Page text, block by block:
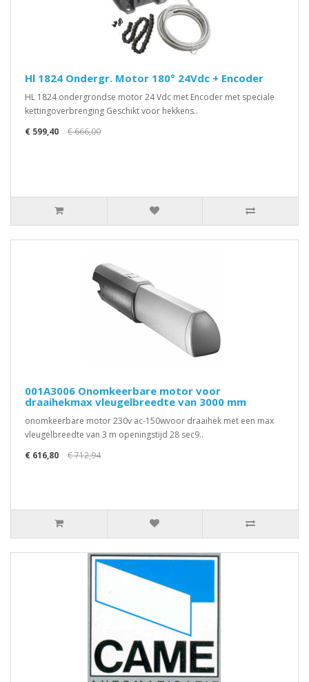
Hl 1824 Ondergr. Motor 180° 24Vdc + Encoder
HL 1824 ondergrondse motor 24 Vdc met Encoder met speciale
kettingoverbrenging Geschikt voor hekkens..
€ 599,40
€ 666,00
001A3006 Onomkeerbare motor voor
draaihekmax vleugelbreedte van 3000 mm
onomkeerbare motor 230v ac-150wvoor draaihek met een max
vleugelbreedte van 3 m openingstijd 28 sec9..
€ 616,80
€ 712,94